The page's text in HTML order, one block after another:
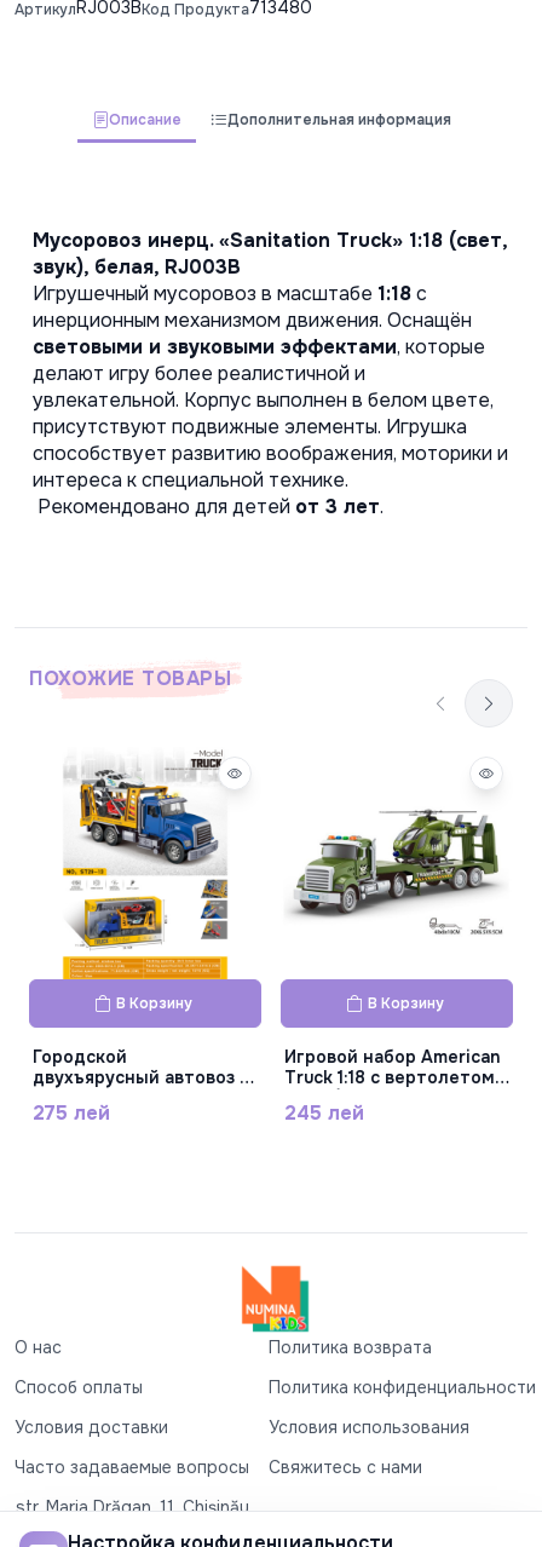
АртикулRJ003BКод Продукта713480
Описание Дополнительная информация
Мусоровоз инерц. «Sanitation Truck» 1:18 (свет,
звук), белая, RJ003B
Игрушечный мусоровоз в масштабе 1:18 с
световыми и звуковыми эффектами, которые
делают игру более реалистичной и
увлекательной. Корпус выполнен в белом цвете,
присутствуют подвижные элементы. Игрушка
способствует развитию воображения, моторики и
интереса к специальной технике.
Рекомендовано для детей от 3 лет.
ПОХОЖИЕ ТОВАРЫ
В Корзину
Городской
двухъярусный автовоз с
машинками,
275 лей
В Корзину
Игровой набор American
Truck 1:18 c вертолетом
245 лей
О нас
Политика возврата
Способ оплаты
Политика конфиденциальности
Условия доставки
Условия использования
Часто задаваемые вопросы
Свяжитесь с нами
str. Maria Drăgan, 11, Chișinău
+37360327279